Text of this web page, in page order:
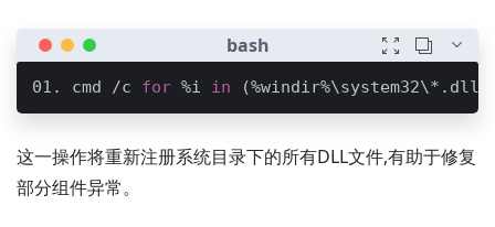
cmd /c for %i in
  
这一操作将重新注册系统目录下的所有DLL文件,有助于修复
部分组件异常。